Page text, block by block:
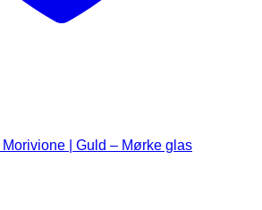
| Guld – Mørke glas